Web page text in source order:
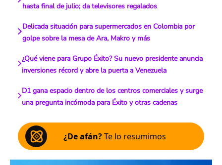
hasta final de julio; da televisores regalados
Delicada situación para supermercados en Colombia por
golpe sobre la mesa de Ara, Makro y más
¿Qué viene para Grupo Éxito? Su nuevo presidente anuncia
inversiones récord y abre la puerta a Venezuela
D1 gana espacio dentro de los centros comerciales y surge
una pregunta incómoda para Éxito y otras cadenas
¿De afán?Te lo resumimos